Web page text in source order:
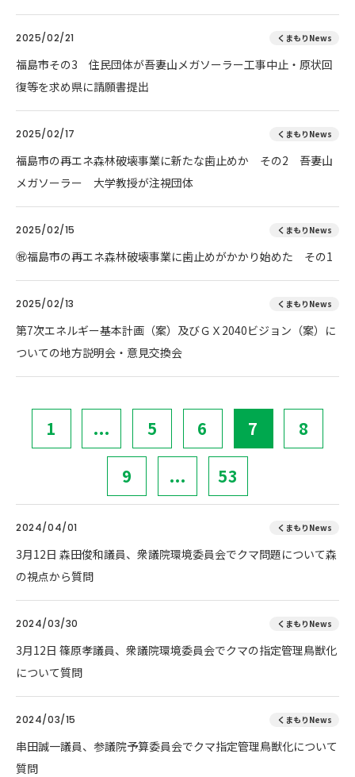
2025/02/21 くまもりNews
福島市その3 住民団体が吾妻山メガソーラー工事中止・原状回
復等を求め県に請願書提出
2025/02/17 くまもりNews
福島市の再エネ森林破壊事業に新たな歯止めか その2 吾妻山
メガソーラー 大学教授が注視団体
2025/02/15 くまもりNews
㊗️福島市の再エネ森林破壊事業に歯止めがかかり始めた その1
2025/02/13 くまもりNews
第7次エネルギー基本計画（案）及びＧＸ2040ビジョン（案）に
ついての地方説明会・意見交換会
1 ... 5 6 7 8
9 ... 53
2024/04/01 くまもりNews
3月12日 森田俊和議員、衆議院環境委員会でクマ問題について森
の視点から質問
2024/03/30 くまもりNews
3月12日 篠原孝議員、衆議院環境委員会でクマの指定管理鳥獣化
について質問
2024/03/15 くまもりNews
串田誠一議員、参議院予算委員会でクマ指定管理鳥獣化について
質問